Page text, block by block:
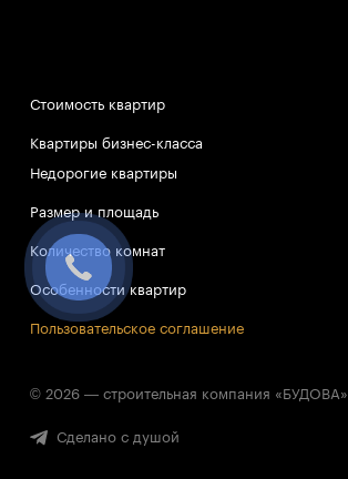
Стоимость квартир
Квартиры бизнес-класса
Недорогие квартиры
Размер и площадь
Большие квартиры
Маленькие квартиры
Количество комнат
Однокомнатные квартиры
Двухкомнатные квартиры
Особенности квартир
Смарт-квартиры
Пользовательское соглашение
© 2026 — строительная компания «БУДОВА»
Сделано с душой